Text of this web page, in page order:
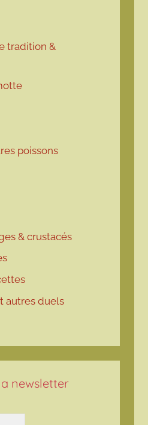
tradition &
poissons
& crustacés
autres duels
newsletter